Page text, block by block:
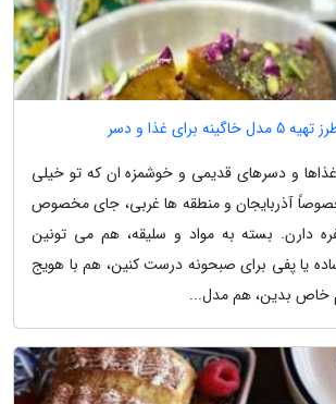
برای غذا و دسر
غذاها و دسرهای قدیمی و خوشمزه ان که تو خیلی
آذربایجان و منطقه ها غربی، جای مخصوص
دارن. بسته به مواد و سلیقه، هم می تونین
یا پفی برای صبحونه درست کنین، هم با هویج
خاص بدین، هم مدل...